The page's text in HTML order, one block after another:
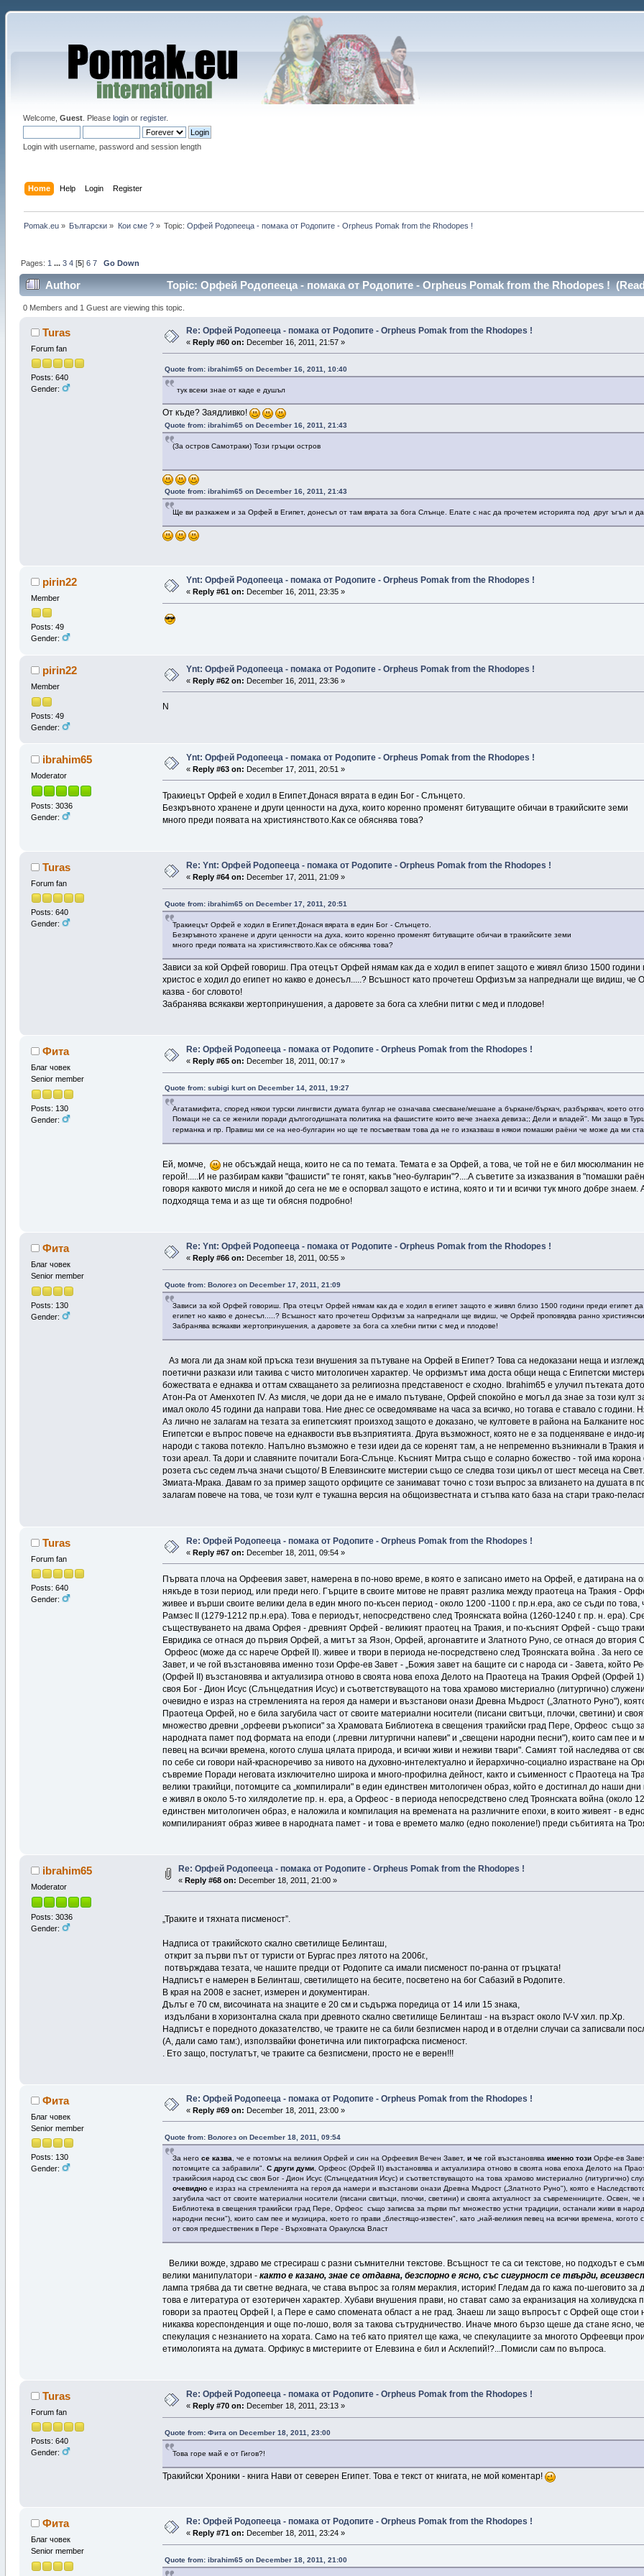
Welcome, Guest. Please loginor register.
Login with username, password and session length
Home Help Login Register
Pomak.eu» Български » Кои сме ?» Topic: Орфей Родопееца - помака от Родопите - Orpheus Pomak from the Rhodopes !
Pages: 1 ... 3 4[5] 6 7 Go Down
Author Topic: Орфей Родопееца - помака от Родопите - Orpheus Pomak from the Rhodopes !
0 Members and 1 Guest are viewing this topic.
Turas
Forum fan
Posts: 640
Gender:
Re: Орфей Родопееца - помака от Родопите - Orpheus Pomak from the Rhodopes !
« Reply #60 on: December 16, 2011, 21:57 »
Quote from: ibrahim65 on December 16, 2011, 10:40
тук всеки знае от каде е душъл
От къде? Заядливко!
Quote from: ibrahim65 on December 16, 2011, 21:43
(За остров Самотраки) Този гръцки остров
Quote from: ibrahim65 on December 16, 2011, 21:43
Ще ви разкажем и за Орфей в Египет, донесъл от там вярата за бога Слънце. Елате с нас да прочетем историята под друг ъгъл и да
pirin22
Member
Posts: 49
Gender:
Ynt: Орфей Родопееца - помака от Родопите - Orpheus Pomak from the Rhodopes !
« Reply #61 on: December 16, 2011, 23:35 »
pirin22
Member
Posts: 49
Gender:
Ynt: Орфей Родопееца - помака от Родопите - Orpheus Pomak from the Rhodopes !
« Reply #62 on: December 16, 2011, 23:36 »
N
ibrahim65
Moderator
Posts: 3036
Gender:
Ynt: Орфей Родопееца - помака от Родопите - Orpheus Pomak from the Rhodopes !
« Reply #63 on: December 17, 2011, 20:51 »
Тракиецът Орфей е ходил в Египет.Донася вярата в един Бог - Слънцето.
Безкръвното хранене и други ценности на духа, които коренно променят битуващите обичаи в тракийските земи
много преди появата на християнството.Как се обяснява това?
Turas
Forum fan
Posts: 640
Gender:
Re: Ynt: Орфей Родопееца - помака от Родопите - Orpheus Pomak from the Rhodopes !
« Reply #64 on: December 17, 2011, 21:09 »
Quote from: ibrahim65 on December 17, 2011, 20:51
Тракиецът Орфей е ходил в Египет.Донася вярата в един Бог - Слънцето.
Безкръвното хранене и други ценности на духа, които коренно променят битуващите обичаи в тракийските земи
много преди появата на християнството.Как се обяснява това?
Зависи за кой Орфей говориш. Пра отецът Орфей нямам как да е ходил в египет защото е живял близо 1500
христос е ходил до египет но какво е донесъл.....? Всъшност като прочетеш Орфизъм за напреднали ще видиш, че
казва - бог словото!
Забранява всякакви жертопринушения, а даровете за бога са хлебни питки с мед и плодове!
Фита
Благ човек
Senior member
Posts: 130
Gender:
Re: Орфей Родопееца - помака от Родопите - Orpheus Pomak from the Rhodopes !
« Reply #65 on: December 18, 2011, 00:17 »
Quote from: subigi kurt on December 14, 2011, 19:27
Агатамифита, според някои турски лингвисти думата булгар не означава смесване/мешане а бъркане/бъркач, разбърквач, което
Помаци не са се женили поради дългогодишната политика на фашистите които вече знаеха девиза;; Дели и владей''. Ми защо в
германка и пр. Правиш ми се на нео-булгарин но ще те посъветвам това да не го изказваш в някои помашки раёни че може да ми
Ей, момче,
не обсъждай неща, които не са по темата. Темата е за Орфей, а това, че той не е бил мюсюлманин не
герой!.....И не разбирам какви "фашисти" те гонят, какъв "нео-булгарин"?....А съветите за изказвания в "помашки
говоря каквото мисля и никой до сега не ме е оспорвал защото е истина, която и ти и всички тук много добре
подходяща тема и аз ще ти обясня подробно!
Фита
Благ човек
Senior member
Posts: 130
Gender:
Re: Ynt: Орфей Родопееца - помака от Родопите - Orpheus Pomak from the Rhodopes !
« Reply #66 on: December 18, 2011, 00:55 »
Quote from: Вологез on December 17, 2011, 21:09
Зависи за кой Орфей говориш. Пра отецът Орфей нямам как да е ходил в египет защото е живял близо 1500 години преди египет
египет но какво е донесъл.....? Всъшност като прочетеш Орфизъм за напреднали ще видиш, че Орфей проповядва ранно
Забранява всякакви жертопринушения, а даровете за бога са хлебни питки с мед и плодове!
Аз мога ли да знам кой пръска тези внушения за пътуване на Орфей в Египет? Това са недоказани неща и
поетични разкази или такива с чисто митологичен характер. Че орфизмът има доста общи неща с Египетски
божествата е еднаква и оттам схващането за религиозна представеност е сходно. Ibrahim65 е улучил пътеката
Атон-Ра от Аменхотеп IV. Аз мисля, че дори да не е имало пътуване, Орфей спокойно е могъл да знае за този култ
имал около 45 години да направи това. Ние днес се осведомяваме на часа за всичко, но тогава е ставало с
Аз лично не залагам на тезата за египетският произход защото е доказано, че култовете в района на Балканите
Египетски е въпрос повече на еднаквости във възприятията. Друга възможност, която не е за подценяване е
народи с такова потекло. Напълно възможно е тези идеи да се коренят там, а не непременно възникнали в
този ареал. Та дори и славяните почитали Бога-Слънце. Късният Митра също е соларно божество - той има корона
розета със седем лъча значи същото/ В Елевзинските мистерии също се следва този цикъл от шест месеца на
Змиата-Мрака. Давам го за пример защото орфиците се занимават точно с този въпрос за влизането на душата в
залагам повече на това, че този култ е тукашна версия на общоизвестната и стъпва като база на стари трако-
Turas
Forum fan
Posts: 640
Gender:
Re: Орфей Родопееца - помака от Родопите - Orpheus Pomak from the Rhodopes !
« Reply #67 on: December 18, 2011, 09:54 »
Първата плоча на Орфеевия завет, намерена в по-ново време, в която е записано името на Орфей, е датирана на
някъде в този период, или преди него. Гърците в своите митове не правят разлика между праотеца на Тракия -
живее и върши своите велики дела в един много по-късен период - около 1200 -1100 г. пр.н.ера, ако се съди по
Рамзес II (1279-1212 пр.н.ера). Това е периодът, непосредствено след Троянската война (1260-1240 г. пр. н. ера).
съществуването на двама Орфея - древният Орфей - великият праотец на Тракия, и по-късният Орфей - също
Евридика се отнася до първия Орфей, а митът за Язон, Орфей, аргонавтите и Златното Руно, се отнася до втория
Орфеос (може да сс нарече Орфей II). живее и твори в периода не-посредствено след Троянската война . За него
Завет, и че гой възстановява именно този Орфе-ев Завет - „Божия завет на бащите си с народа си - Завета, който
(Орфей II) възстановява и актуализира отново в своята нова епоха Делото на Праотеца на Тракия Орфей (Орфей
своя Бог - Дион Исус (Слънцедатния Исус) и съответствуващото на това храмово мистериално (литургично)
очевидно е израз на стремленията на героя да намери и възстанови онази Древна Мъдрост („Златното Руно"),
Праотеца Орфей, но е била загубила част от своите материални носители (писани свитъци, плочки, светини) и
множество древни „орфееви ръкописи" за Храмовата Библиотека в свещения тракийски град Пере, Орфеос също
народната памет под формата на еподи (.лревни литургични напеви" и „свещени народни песни"), които сам пее и
певец на всички времена, когото слуша цялата природа, и всички живи и неживи твари". Самият той наследява от
по себе си говори най-красноречиво за нивото на духовно-интелектуално и йерархично-социално израстване на
съвремие Поради неговата изключително широка и много-профилна дейност, както и съименност с Праотеца на
велики тракийци, потомците са „компилирали" в един единствен митологичен образ, който е достигнал до наши
е живял в около 5-то хилядолетие пр. н. ера, а Орфеос - в периода непосредствено след Троянската война (около
единствен митологичен образ, е наложила и компилация на времената на различните епохи, в които живеят - в
компилираният образ живее в народната памет - и това е времето малко (едно поколение!) преди събитията на
ibrahim65
Moderator
Posts: 3036
Gender:
Re: Орфей Родопееца - помака от Родопите - Orpheus Pomak from the Rhodopes !
« Reply #68 on: December 18, 2011, 21:00 »
„Траките и тяхната писменост”.
Надписа от тракийското скално светилище Белинташ,
открит за първи път от туристи от Бургас през лятото на 2006г.,
потвърждава тезата, че нашите предци от Родопите са имали писменост по-ранна от гръцката!
Надписът е намерен в Белинташ, светилището на бесите, посветено на бог Сабазий в Родопите.
В края на 2008 е заснет, измерен и документиран.
Дълъг е 70 см, височината на знаците е 20 см и съдържа поредица от 14 или 15 знака,
издълбани в хоризонтална скала при древното скално светилище Белинташ - на възраст около IV-V хил. пр.Хр.
Надписът е поредното доказателство, че траките не са били безписмен народ и в отделни случаи са записвали
(А, дали само там:), използвайки фонетична или пиктографска писменост.
. Ето защо, постулатът, че траките са безписмени, просто не е верен!!!
Фита
Благ човек
Senior member
Posts: 130
Gender:
Re: Орфей Родопееца - помака от Родопите - Orpheus Pomak from the Rhodopes !
« Reply #69 on: December 18, 2011, 23:00 »
Quote from: Вологез on December 18, 2011, 09:54
За негосе казва , че е потомък на великия Орфей и син на Орфеевия Вечен Завет,и че гой възстановяваименно този Орфе-ев
потомците са забравили".
С други думи , Орфеос (Орфей II) възстановява и актуализира отново в своята нова епоха Делото на
тракийския народ със своя Бог - Дион Исус (Слънцедатния Исус) и съответствуващото на това храмово мистериално (литургично)
очевидно е израз на стремленията на героя да намери и възстанови онази Древна Мъдрост („Златното Руно"), която е
загубила част от своите материални носители (писани свитъци, плочки, светини) и своята актуалност за съвременниците. Освен,
Библиотека в свещения тракийски град Пере, Орфеос също записва за първи път множество устни традиции, останали живи в
народни песни"), които сам пее и музицира, което го прави „блестящо-известен", като „най-великия певец на всички времена,
от своя предшественик в Пере - Върховната Оракулска Власт
Велики вожде, здраво ме стресираш с разни съмнителни текстове. Всъщност те са си текстове, но подходът е
велики манипулатори -както е казано, знае се отдавна, безспорно е ясно, със сигурност се твърди,
лампа трябва да ти светне веднага, че става въпрос за голям мераклия, историк! Гледам да го кажа по-шеговито
това е литература от езотеричен характер. Хубави внушения прави, но стават само за екранизация на
говори за праотец Орфей I, а Пере е само спомената област а не град. Знаеш ли защо въпросът с Орфей още
никаква кореспонденция и още по-лошо, воля за такова сътрудничество. Иначе много бързо щеше да стане ясно,
спекулация с незнанието на хората. Само на теб като приятел ще кажа, че спекулациите за многото Орфеевци
етимологията на думата. Орфикус в мистериите от Елевзина е бил и Асклепий!?...Помисли сам по въпроса.
Turas
Forum fan
Posts: 640
Gender:
Re: Орфей Родопееца - помака от Родопите - Orpheus Pomak from the Rhodopes !
« Reply #70 on: December 18, 2011, 23:13 »
Quote from: Фита on December 18, 2011, 23:00
Това горе май е от Гигов?!
Тракийски Хроники - книга Нави от северен Египет. Това е текст от книгата, не мой коментар!
Фита
Благ човек
Senior member
Re: Орфей Родопееца - помака от Родопите - Orpheus Pomak from the Rhodopes !
« Reply #71 on: December 18, 2011, 23:24 »
Quote from: ibrahim65 on December 18, 2011, 21:00